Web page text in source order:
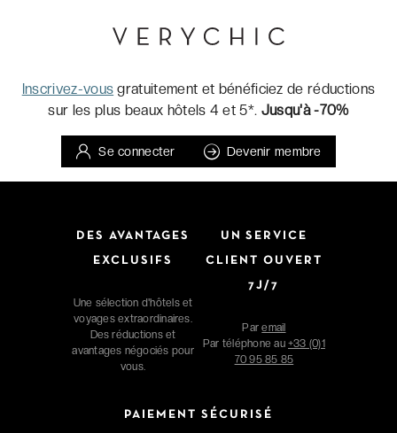
Inscrivez-vous gratuitement et bénéficiez de réductions
sur les plus beaux hôtels 4 et 5*. Jusqu'à -70%
Se connecter Devenir membre
DES AVANTAGES
EXCLUSIFS
Une sélection d'hôtels et
voyages extraordinaires.
Des réductions et
avantages négociés pour
vous.
UN SERVICE
CLIENT OUVERT
7J/7
Paremail
Par téléphone au +33 (0)1
70 95 85 85
PAIEMENT SÉCURISÉ